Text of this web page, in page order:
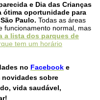
e Dia das Crianças
ótima oportunidade para
Paulo. Todas as áreas
funcionamento normal, mas
a lista dos parques de
tem um horário
no Facebook e
sobre
vida saudável,